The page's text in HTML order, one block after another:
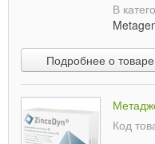
В
Подробнее о товаре
Код